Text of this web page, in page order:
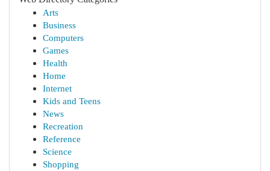
Arts
Business
Computers
Games
Health
Home
Internet
Kids and Teens
News
Recreation
Reference
Science
Shopping